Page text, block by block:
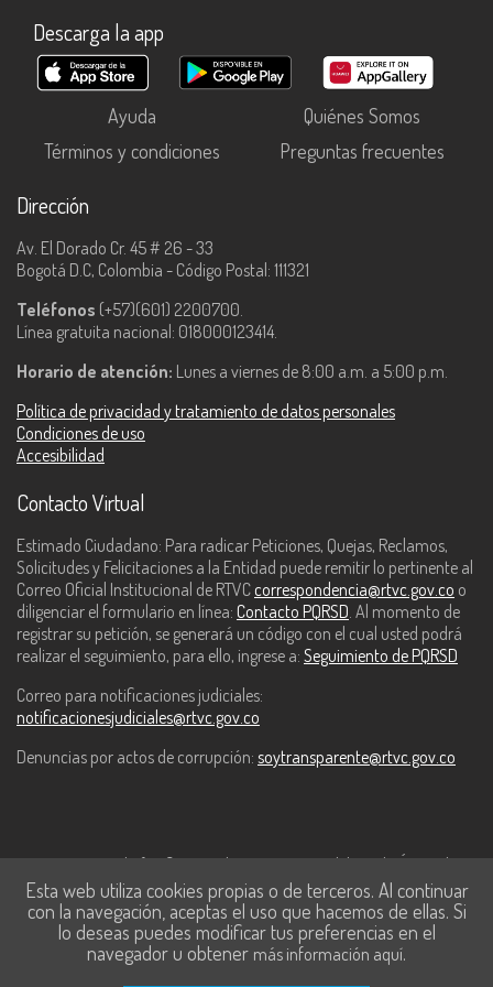
Descarga la app
Ayuda
Quiénes Somos
Términos y condiciones
Preguntas frecuentes
Dirección
Av. El Dorado Cr. 45 # 26 - 33
Bogotá D.C, Colombia - Código Postal: 111321
Teléfonos (+57)(601) 2200700.
Línea gratuita nacional: 018000123414.
Horario de atención: Lunes a viernes de 8:00 a.m. a 5:00 p.m.
Política de privacidad y tratamiento de datos personales
Condiciones de uso
Accesibilidad
Contacto Virtual
Estimado Ciudadano: Para radicar Peticiones, Quejas, Reclamos,
Solicitudes y Felicitaciones a la Entidad puede remitir lo pertinente al
Correo Oficial Institucional de RTVC correspondencia@rtvc.gov.co o
diligenciar el formulario en línea: Contacto PQRSD. Al momento de
registrar su petición, se generará un código con el cual usted podrá
realizar el seguimiento, para ello, ingrese a: Seguimiento de PQRSD
Correo para notificaciones judiciales:
notificacionesjudiciales@rtvc.gov.co
Denuncias por actos de corrupción: soytransparente@rtvc.gov.co
Este contenido fue financiado con recursos del Fondo Único de
Tecnologías de la Información y las Comunicaciones de MinTic.
Esta web utiliza cookies propias o de terceros. Al continuar
con la navegación, aceptas el uso que hacemos de ellas. Si
lo deseas puedes modificar tus preferencias en el
navegador u obtener más información aquí.